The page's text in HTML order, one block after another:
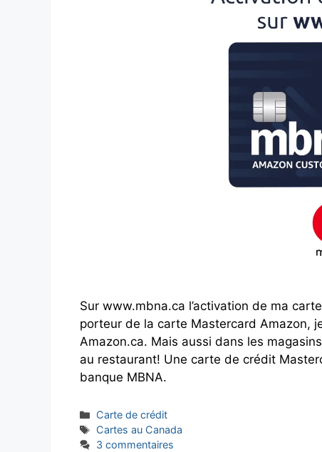
Sur www.mbna.ca l’activation de ma
porteur de la carte Mastercard Amazon,
Amazon.ca. Mais aussi dans les
au restaurant! Une carte de crédit
banque MBNA.
Catégories
Carte de crédit
Étiquettes
Cartes au Canada
3 commentaires